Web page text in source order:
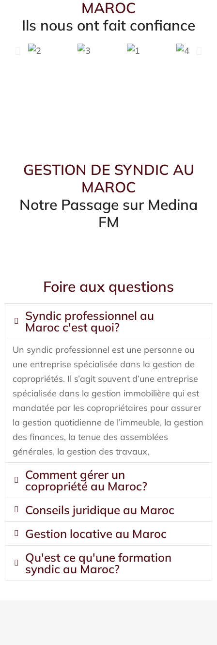
MAROC
Ils nous ont fait confiance
GESTION DE SYNDIC AU
MAROC
Notre Passage sur Medina
FM
Foire aux questions
Syndic professionnel au
Maroc c'est quoi?
Un syndic professionnel est une personne ou
une entreprise spécialisée dans la gestion de
copropriétés. Il s’agit souvent d’une entreprise
spécialisée dans la gestion immobilière qui est
mandatée par les copropriétaires pour assurer
la gestion quotidienne de l’immeuble, la gestion
des finances, la tenue des assemblées
générales, la gestion des travaux,
Comment gérer un
copropriété au Maroc?
Conseils juridique au Maroc
Gestion locative au Maroc
Qu'est ce qu'une formation
syndic au Maroc?